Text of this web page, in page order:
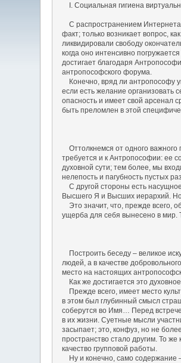
I. Социальная гигиена
С распространением Интернета
факт; только возникает вопрос,
ликвидировали свободу
когда оно интенсивно
достигает благодаря
антропософского форума.
Конечно, вряд ли антропософу
если есть желание организовать
опасность и имеет свой арсенал
быть преломлен в этой
*
Оттолкнемся от одного
требуется и к Антропософии: ее
духовной сути; тем более, мы
нелепость и пагубность пустых
С другой стороны есть
Высшего Я и Высших иерархий. Но
Это значит, что, прежде всего,
ущерба для себя вынесено в мир.
*
Построить беседу – великое
людей, а в качестве
место на настоящих
Как же достигается это
Прежде всего, имеет место
в этом был глубинный смысл
соберутся во Имя… Перед
в их жизни. Суетные мысли
засыпает; это, конфуз, но не
пространство стало другим. То
качество групповой работы.
Ну и конечно, само содержание